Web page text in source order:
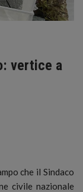
vertice a
che il Sindaco
civile nazionale